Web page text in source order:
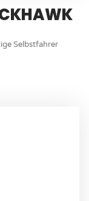
Selbstfahrer